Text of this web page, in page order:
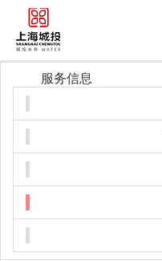
关于我们
新闻中心
采购招标
信息公开
服务信息